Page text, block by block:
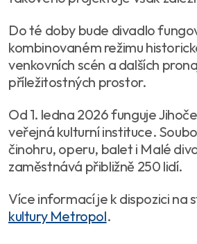
Do té doby bude divadlo
kombinovaném režimu
venkovních scén a dalších
příležitostných prostor.
Od 1. ledna 2026 funguje
veřejná kulturní instituce.
činohru, operu, balet i Malé
zaměstnává přibližně 250 lidí.
Více informací je k dispozici na
kultury Metropol.